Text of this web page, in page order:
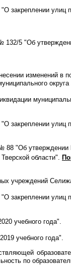
закреплении улиц
5 "Об
изменений в
закреплении улиц
88 "Об утверждении
области".
учреждений
закреплении улиц
учебного года".
учебного года".
по